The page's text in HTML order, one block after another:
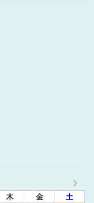
木 金 土